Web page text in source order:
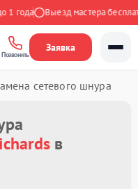
года Выезд мастера бесплатно
Позвонить
Заявка
сетевого шнура
в